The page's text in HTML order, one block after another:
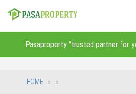
Pasaproperty "trusted partner for
HOME